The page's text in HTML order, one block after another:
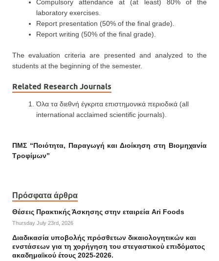
Compulsory attendance at (at least) 80% of the
laboratory exercises.
Report presentation (50% of the final grade).
Report writing (50% of the final grade).
The evaluation criteria are presented and analyzed to the
students at the beginning of the semester.
Related Research Journals
Όλα τα διεθνή έγκριτα επιστημονικά περιοδικά (all
international acclaimed scientific journals).
ΠΜΣ “Ποιότητα, Παραγωγή και Διοίκηση στη Βιομηχανία
Τροφίμων”
Πρόσφατα άρθρα
Θέσεις Πρακτικής Άσκησης στην εταιρεία Ari Foods
Thursday July 23rd, 2026
Διαδικασία υποβολής πρόσθετων δικαιολογητικών και
ενστάσεων για τη χορήγηση του στεγαστικού επιδόματος
ακαδημαϊκού έτους 2025-2026.